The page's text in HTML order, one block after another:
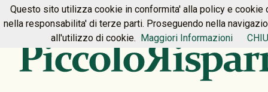
HOME PREMIUM CONTATTI
Questo sito utilizza cookie in conformita' alla policy e cookie
nella responsabilita' di terze parti. Proseguendo nella
all'utilizzo di cookie. Maggiori Informazioni